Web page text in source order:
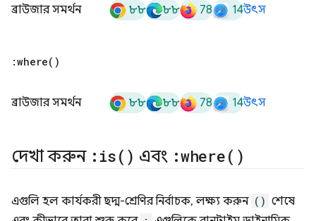
ব্রাউজার সমর্থন ৮৮ ৮৮ 78 14উৎস
:where( )
ব্রাউজার সমর্থন ৮৮ ৮৮ 78 14উৎস
দেখা করুন : is( ) এবং :where( )
এগুলি হল কার্যকরী ছদ্ম-শ্রেণির নির্বাচক, লক্ষ্য করুন () শেষে